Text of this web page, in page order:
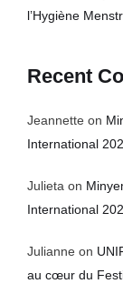
l’Hygiène
Recent
Jeannette on
International
Julieta on
International
Julianne on
au cœur du